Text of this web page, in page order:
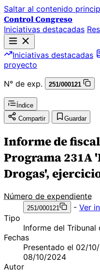
Saltar al contenido
Control Congreso
Iniciativas destacadas
Iniciativas destacadas
proyecto
N° de exp.
251/000121
Índice
Compartir
Guardar
Informe de
Programa 231A
Drogas',
Número de expendiente
251/000121 - Ver
Tipo
Informe del Tribunal
Fechas
Presentado el 02/
08/10/2024
Autor